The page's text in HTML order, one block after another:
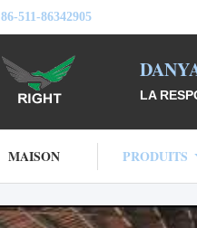
86-511-86342905
LA
MAISON PRODUITS